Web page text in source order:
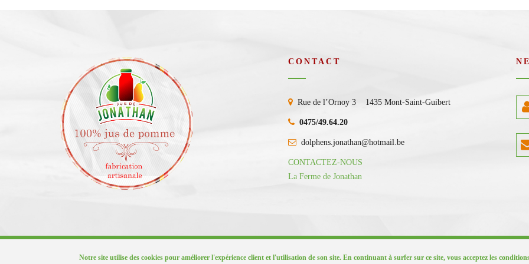
CONTACT
Rue de l’Ornoy 3 1435 Mont-Saint-Guibert
0475/49.64.20
dolphens.jonathan@hotmail.be
CONTACTEZ-NOUS
La Ferme de Jonathan
© COPYRIGHT 2016 JUSDEJONATHAN.BE
Notre site utilise des cookies pour améliorer l'expérience client et l'utilisation de son site. En continuant à surfer sur ce site, vous acceptez les